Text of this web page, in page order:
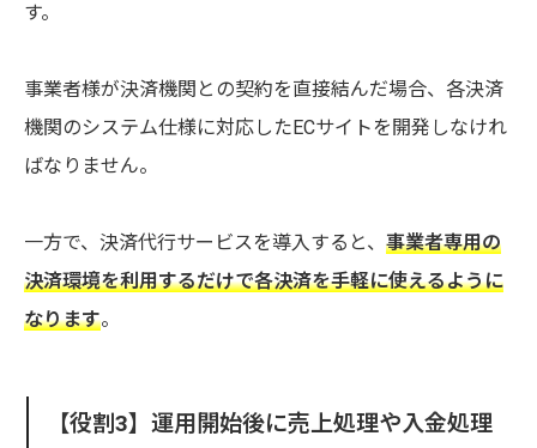
す。
事業者様が決済機関との契約を直接結んだ場合、各決済
機関のシステム仕様に対応したECサイトを開発しなけれ
ばなりません。
一方で、決済代行サービスを導入すると、 事業者専用の
決済環境を利用するだけで各決済を手軽に使えるように
なります。
【役割3】運用開始後に売上処理や入金処理